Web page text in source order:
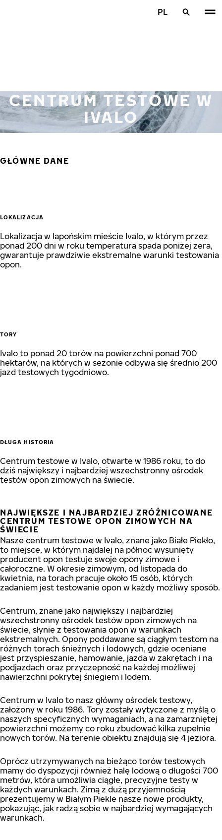
PL
CENTRUM TESTOWE W
IVALO
GŁÓWNE DANE
LOKALIZACJA
Lokalizacja w lapońskim mieście Ivalo, w którym przez
ponad 200 dni w roku temperatura spada poniżej zera,
gwarantuje prawdziwie ekstremalne warunki testowania
opon.
TORY
Ivalo to ponad 20 torów na powierzchni ponad 700
hektarów, na których w sezonie odbywa się średnio 200
jazd testowych tygodniowo.
DŁUGA HISTORIA
Centrum testowe w Ivalo, otwarte w 1986 roku, to do
dziś największy i najbardziej wszechstronny ośrodek
testów opon zimowych na świecie.
NAJWIĘKSZE I NAJBARDZIEJ ZRÓŻNICOWANE
CENTRUM TESTOWE OPON ZIMOWYCH NA
ŚWIECIE
Nasze centrum testowe w Ivalo, znane jako Białe Piekło,
to miejsce, w którym najdalej na północ wysunięty
producent opon testuje swoje opony zimowe i
całoroczne. W okresie zimowym, od listopada do
kwietnia, na torach pracuje około 15 osób, których
zadaniem jest testowanie opon w każdy możliwy sposób.
Centrum, znane jako największy i najbardziej
wszechstronny ośrodek testów opon zimowych na
świecie, słynie z testowania opon w warunkach
ekstremalnych. Opony poddawane są ciągłym testom na
różnych torach śnieżnych i lodowych, gdzie oceniane
jest przyspieszanie, hamowanie, jazda w zakrętach i na
podjazdach oraz przyczepność na każdej możliwej
nawierzchni pokrytej śniegiem i lodem.
Centrum w Ivalo to nasz główny ośrodek testowy,
założony w roku 1986. Tory zostały wytyczone z myślą o
naszych specyficznych wymaganiach, a na zamarzniętej
powierzchni możemy co roku zbudować kilka zupełnie
nowych torów. Na terenie obiektu znajdują się 4 jeziora.
Oprócz utrzymywanych na bieżąco torów testowych
mamy do dyspozycji również halę lodową o długości 700
metrów, która umożliwia ciągłe, precyzyjne testy w
każdych warunkach. Zimą z dużą przyjemnością
prezentujemy w Białym Piekle nasze nowe produkty,
pokazując, jak radzą sobie w najbardziej wymagających
warunkach.